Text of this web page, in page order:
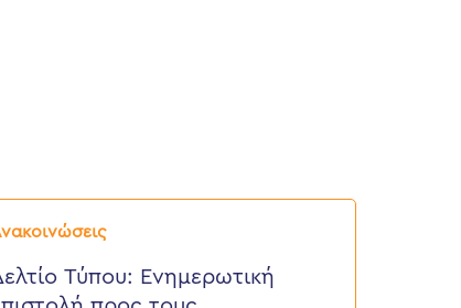
Τύπου: Eνημερωτική